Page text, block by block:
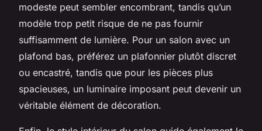
modeste peut sembler encombrant, tandis qu’un
modèle trop petit risque de ne pas fournir
suffisamment de lumière. Pour un salon avec un
plafond bas, préférez un plafonnier plutôt discret
ou encastré, tandis que pour les pièces plus
spacieuses, un luminaire imposant peut devenir un
véritable élément de décoration.